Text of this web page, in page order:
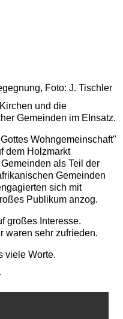
Foto: J. Tischler
und die
Gemeinden im EInsatz.
Wohngemeinschaft"
dem Holzmarkt
als Teil der
Gemeinden
sich mit
Publikum anzog.
großes Interesse.
waren sehr zufrieden.
viele Worte.